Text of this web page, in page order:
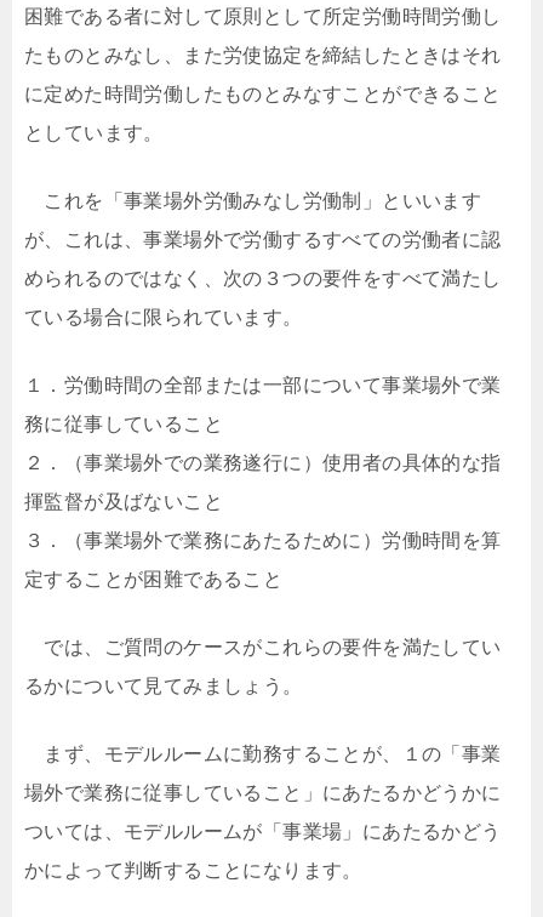
困難である者に対して原則として所定労働時間労働し
たものとみなし、また労使協定を締結したときはそれ
に定めた時間労働したものとみなすことができること
としています。
これを「事業場外労働みなし労働制」といいます
が、これは、事業場外で労働するすべての労働者に認
められるのではなく、次の３つの要件をすべて満たし
ている場合に限られています。
１．労働時間の全部または一部について事業場外で業
務に従事していること
２．（事業場外での業務遂行に）使用者の具体的な指
揮監督が及ばないこと
３．（事業場外で業務にあたるために）労働時間を算
定することが困難であること
では、ご質問のケースがこれらの要件を満たしてい
るかについて見てみましょう。
まず、モデルルームに勤務することが、１の「事業
場外で業務に従事していること」にあたるかどうかに
ついては、モデルルームが「事業場」にあたるかどう
かによって判断することになります。